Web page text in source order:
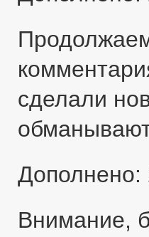
сделали
Дополнено:
Внимание,